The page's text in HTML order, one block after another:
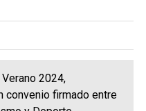
2024,
convenio firmado entre